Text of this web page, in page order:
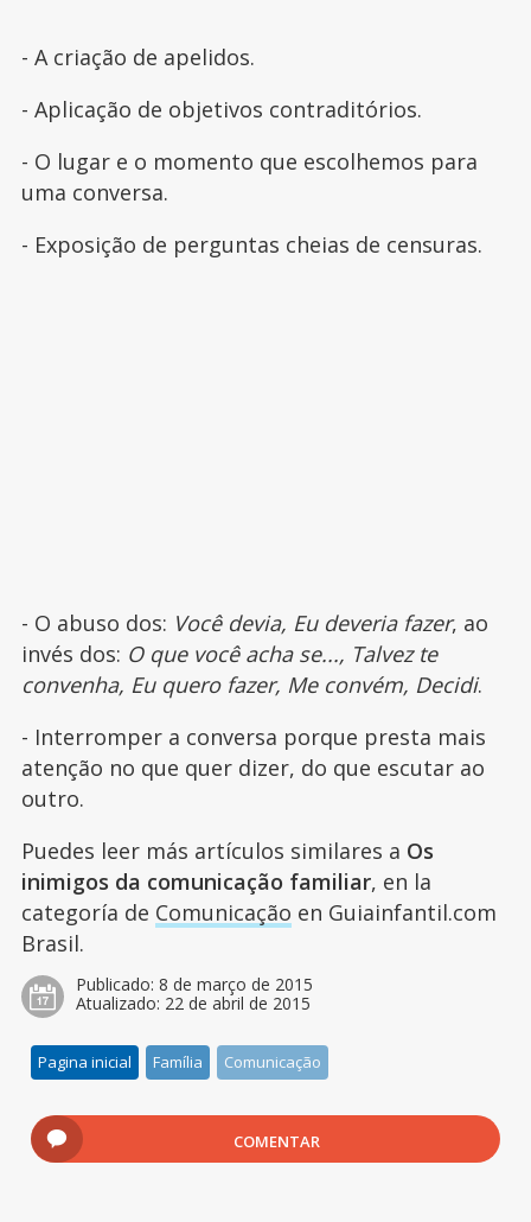
- A criação de apelidos.
- Aplicação de objetivos contraditórios.
- O lugar e o momento que escolhemos para
uma conversa.
- Exposição de perguntas cheias de censuras.
- O abuso dos: Você devia, Eu deveria fazer, ao
invés dos: O que você acha se..., Talvez te
convenha, Eu quero fazer, Me convém, Decidi.
- Interromper a conversa porque presta mais
atenção no que quer dizer, do que escutar ao
outro.
Puedes leer más artículos similares a Os
inimigos da comunicação familiar, en la
categoría de Comunicação en Guiainfantil.com
Brasil.
Publicado: 8 de março de 2015
Atualizado: 22 de abril de 2015
Pagina inicial Família Comunicação
COMENTAR